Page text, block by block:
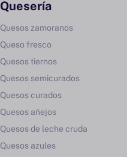
Quesería
Quesos zamoranos
Queso fresco
Quesos tiernos
Quesos semicurados
Quesos curados
Quesos añejos
Quesos de leche cruda
Quesos azules